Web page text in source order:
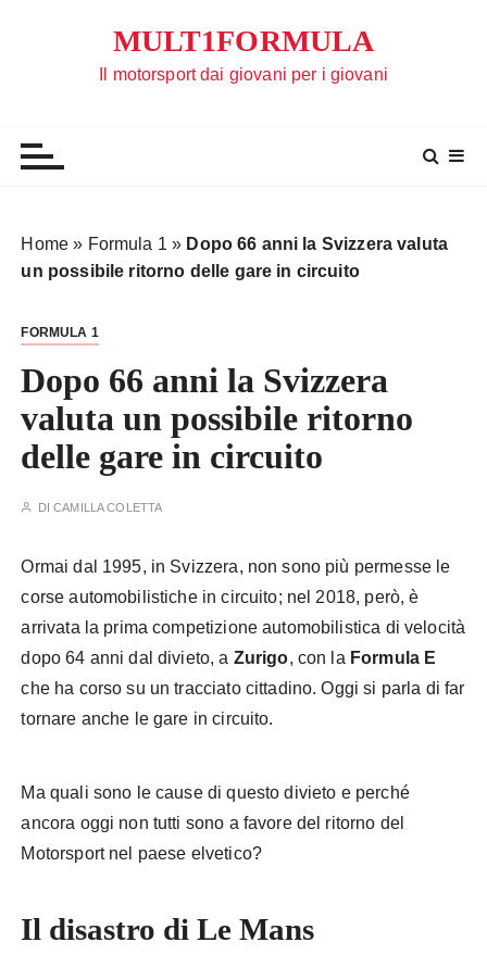
MULT1FORMULA
Il motorsport dai giovani per i giovani
Home » Formula 1 » Dopo 66 anni la Svizzera valuta
un possibile ritorno delle gare in circuito
FORMULA 1
Dopo 66 anni la Svizzera
valuta un possibile ritorno
delle gare in circuito
DICAMILLA COLETTA
Ormai dal 1995, in Svizzera, non sono più permesse le
corse automobilistiche in circuito; nel 2018, però, è
arrivata la prima competizione automobilistica di velocità
dopo 64 anni dal divieto, a Zurigo, con la Formula E
che ha corso su un tracciato cittadino. Oggi si parla di far
tornare anche le gare in circuito.
Ma quali sono le cause di questo divieto e perché
ancora oggi non tutti sono a favore del ritorno del
Motorsport nel paese elvetico?
Il disastro di Le Mans